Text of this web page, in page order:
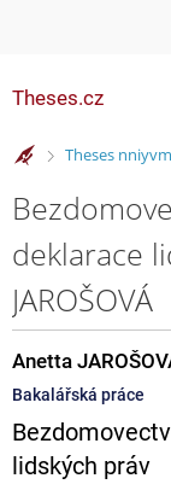
Theses.cz
>
Theses nniyvm
deklarace
JAROŠOVÁ
Anetta
Bakalářská práce
lidských práv